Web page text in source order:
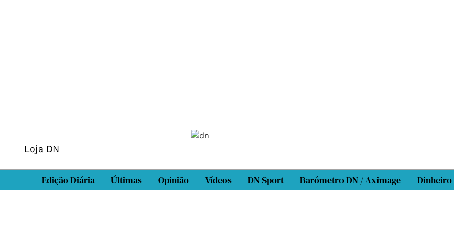
Loja DN
Edição Diária Últimas Opinião Vídeos DN Sport Barómetro DN / Aximage Dinheiro